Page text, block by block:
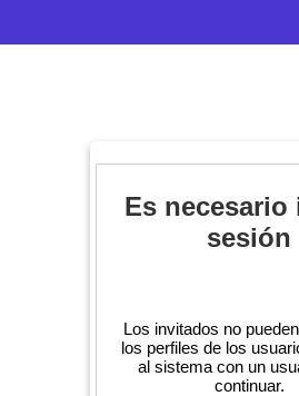
Es necesario
sesión
Los invitados no
los perfiles de los
al sistema con un
continuar.